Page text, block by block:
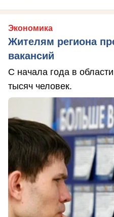
Экономика
Жителям региона
вакансий
С начала года в
тысяч человек.